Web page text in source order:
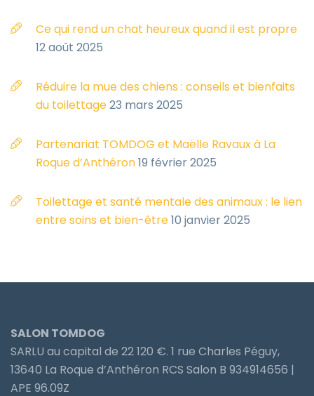
Ce qui rend un chat heureux quand il est propre
12 août 2025
Réduire la mue des chiens : conseils et bienfaits
du toilettage23 mars 2025
Partenariat TOMDOG et Maëlle Ravaux à La
Roque d’Anthéron19 février 2025
Toilettage et santé mentale des animaux : le lien
entre soins et bien-être10 janvier 2025
SALON TOMDOG
SARLU au capital de 22 120 €. 1 rue Charles Péguy,
13640 La Roque d’Anthéron RCS Salon B 934914656 |
APE 96.09Z